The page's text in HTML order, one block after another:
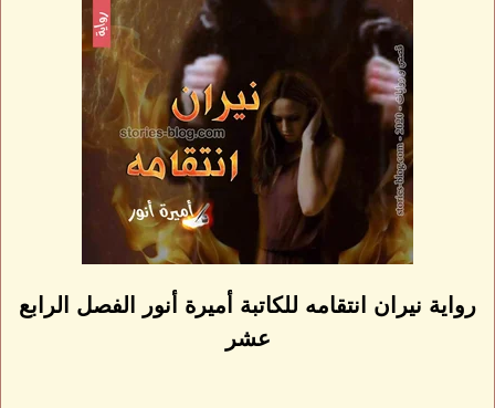
رواية نيران انتقامه للكاتبة أميرة أنور الفصل الرابع
عشر